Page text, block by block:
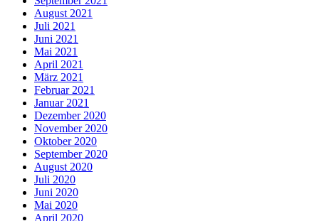
August 2021
Juli 2021
Juni 2021
Mai 2021
April 2021
März 2021
Februar 2021
Januar 2021
Dezember 2020
November 2020
Oktober 2020
September 2020
August 2020
Juli 2020
Juni 2020
Mai 2020
April 2020